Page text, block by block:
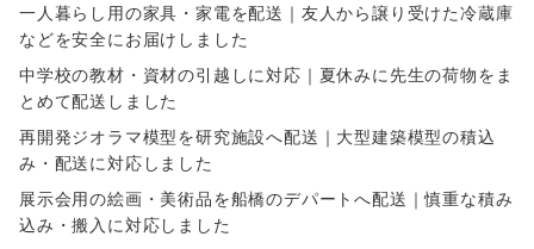
一人暮らし用の家具・家電を配送｜友人から譲り受けた冷蔵庫
などを安全にお届けしました
中学校の教材・資材の引越しに対応｜夏休みに先生の荷物をま
とめて配送しました
再開発ジオラマ模型を研究施設へ配送｜大型建築模型の積込
み・配送に対応しました
展示会用の絵画・美術品を船橋のデパートへ配送｜慎重な積み
込み・搬入に対応しました